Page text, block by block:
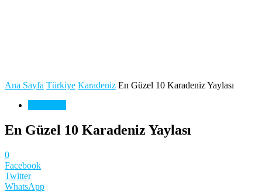
Ana Sayfa Türkiye Karadeniz En Güzel 10 Karadeniz Yaylası
En Güzel 10 Karadeniz Yaylası
0
Facebook
Twitter
WhatsApp